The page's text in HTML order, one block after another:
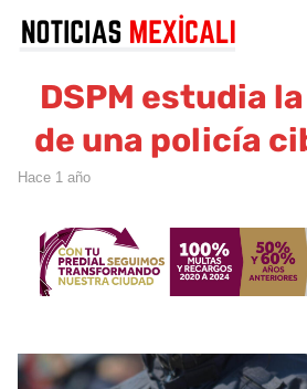
DSPM estudia
de una policía
hace 1 año